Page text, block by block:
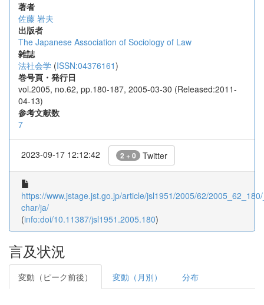
著者
佐藤 岩夫
出版者
The Japanese Association of Sociology of Law
雑誌
法社会学 (ISSN:04376161)
巻号頁・発行日
vol.2005, no.62, pp.180-187, 2005-03-30 (Released:2011-
04-13)
参考文献数
7
2023-09-17 12:12:42 2 + 0 Twitter
https://www.jstage.jst.go.jp/article/jsl1951/2005/62/
char/ja/
(info:doi/10.11387/jsl1951.2005.180)
言及状況
変動（ピーク前後） 変動（月別） 分布